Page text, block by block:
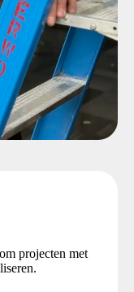
om projecten met